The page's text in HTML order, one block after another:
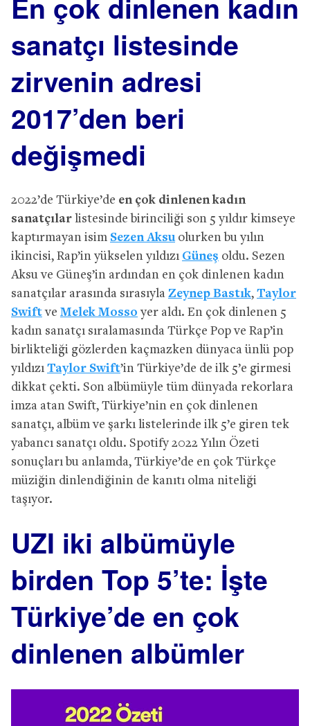
En çok dinlenen kadın
sanatçı listesinde
zirvenin adresi
2017’den beri
değişmedi
2022’de Türkiye’de en çok dinlenen kadın
sanatçılar listesinde birinciliği son 5 yıldır kimseye
kaptırmayan isim Sezen Aksuolurken bu yılın
ikincisi, Rap’in yükselen yıldızı Güneş oldu. Sezen
Aksu ve Güneş’in ardından en çok dinlenen kadın
sanatçılar arasında sırasıyla Zeynep Bastık, Taylor
Swiftve Melek Mosso yer aldı. En çok dinlenen 5
kadın sanatçı sıralamasında Türkçe Pop ve Rap’in
birlikteliği gözlerden kaçmazken dünyaca ünlü pop
yıldızı Taylor Swift’in Türkiye’de de ilk 5’e girmesi
dikkat çekti. Son albümüyle tüm dünyada rekorlara
imza atan Swift, Türkiye’nin en çok dinlenen
sanatçı, albüm ve şarkı listelerinde ilk 5’e giren tek
yabancı sanatçı oldu. Spotify 2022 Yılın Özeti
sonuçları bu anlamda, Türkiye’de en çok Türkçe
müziğin dinlendiğinin de kanıtı olma niteliği
taşıyor.
UZI iki albümüyle
birden Top 5’te: İşte
Türkiye’de en çok
dinlenen albümler